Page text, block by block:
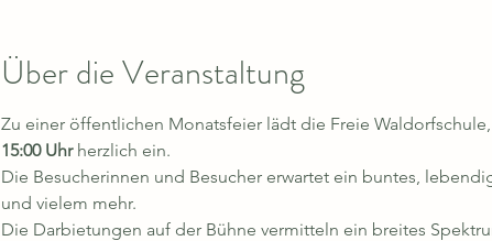
Über die Veranstaltung
Zu einer öffentlichen Monatsfeier lädt die Freie
15:00 Uhr herzlich ein.
Die Besucherinnen und Besucher erwartet ein buntes,
und vielem mehr.
Die Darbietungen auf der Bühne vermitteln ein breites